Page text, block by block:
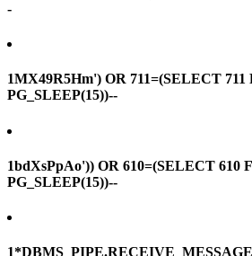
-
1MX49R5Hm') OR 711=(SELECT 711
PG_SLEEP(15))--
1bdXsPpAo')) OR 610=(SELECT 610
PG_SLEEP(15))--